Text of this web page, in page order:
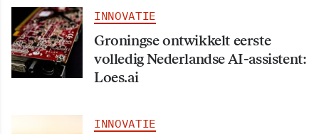
INNOVATIE
Groningse ontwikkelt eerste
volledig Nederlandse AI-assistent:
Loes.ai
INNOVATIE